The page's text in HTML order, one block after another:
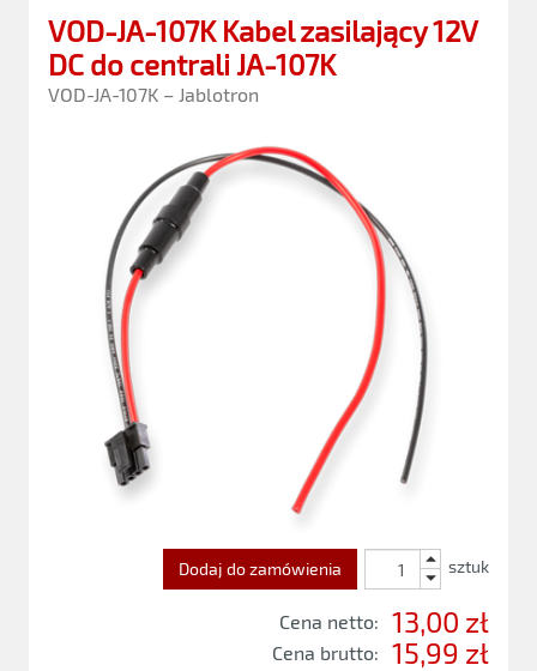
VOD-JA-107K Kabel zasilający 12V
DC do centrali JA-107K
VOD-JA-107K – Jablotron
Dodaj do zamówienia sztuk
Cena netto: 13,00 zł
Cena brutto: 15,99 zł